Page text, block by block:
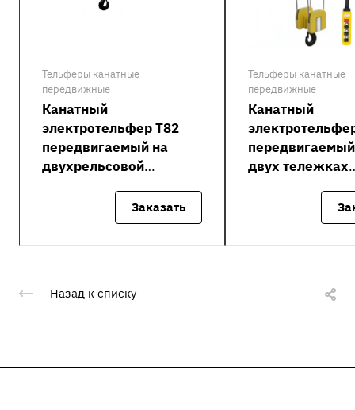
Тельферы канатные
передвижные
Канатный
электротельфер Т82
передвигаемый на
двухрельсовой
Заказать
Тельферы канатные
передвижные
Канатный
двух тележках
Назад к списку